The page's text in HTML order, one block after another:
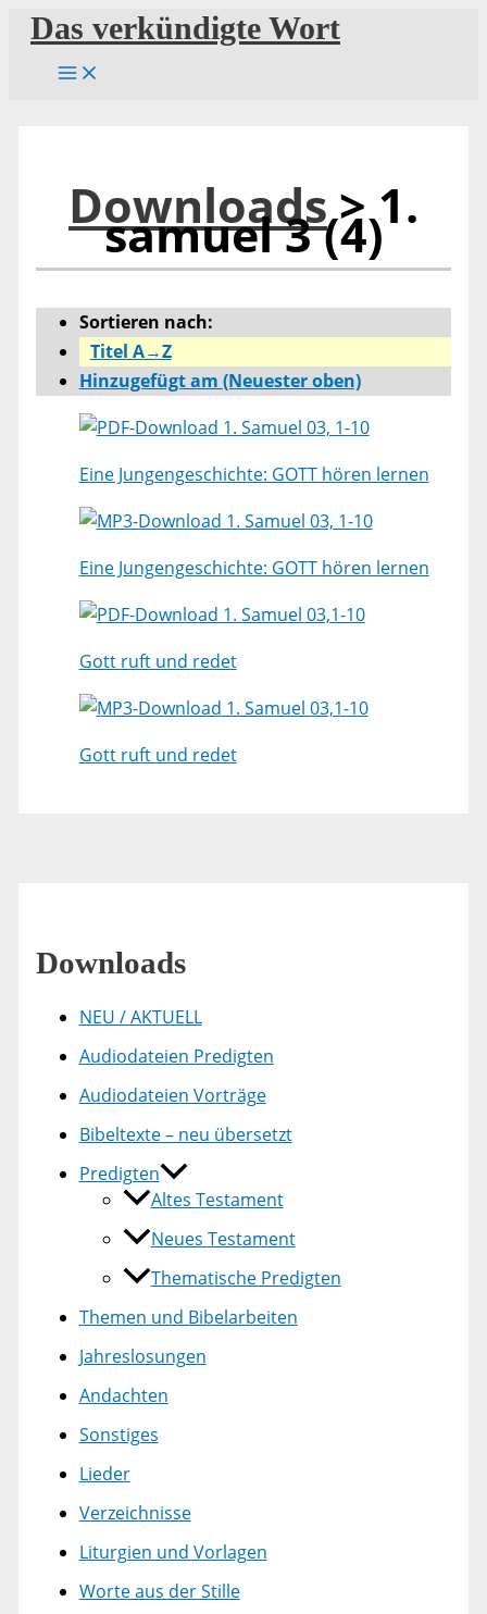
Zum
Inhalt
springen
Das verkündigte Wort
Downloads> 1.
samuel 3 (4)
Sortieren nach:
Titel A→Z
Hinzugefügt am (Neuester oben)
1. Samuel 03, 1-10
Eine Jungengeschichte: GOTT hören lernen
1. Samuel 03, 1-10
Eine Jungengeschichte: GOTT hören lernen
1. Samuel 03,1-10
Gott ruft und redet
1. Samuel 03,1-10
Gott ruft und redet
Downloads
NEU / AKTUELL
Audiodateien Predigten
Audiodateien Vorträge
Bibeltexte – neu übersetzt
Predigten
Altes Testament
Neues Testament
Thematische Predigten
Themen und Bibelarbeiten
Jahreslosungen
Andachten
Sonstiges
Lieder
Verzeichnisse
Liturgien und Vorlagen
Worte aus der Stille